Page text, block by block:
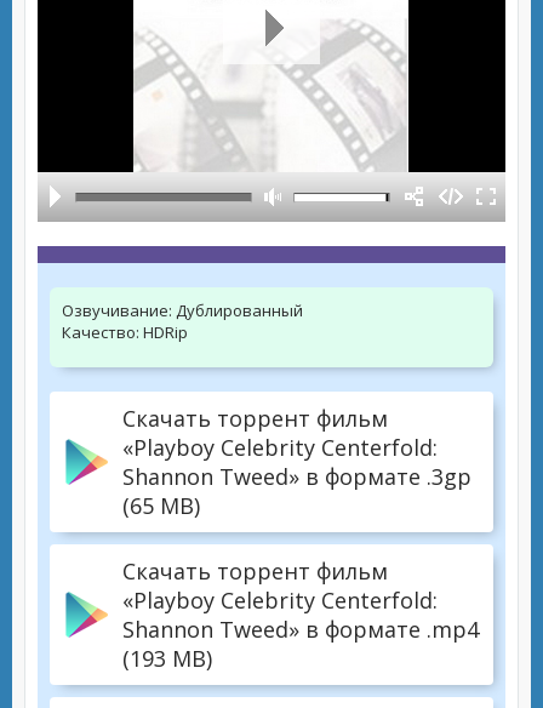
Озвучивание: Дублированный
Качество: HDRip
Скачать торрент фильм
«Playboy Celebrity Centerfold:
Shannon Tweed» в формате .3gp
(65 MB)
Скачать торрент фильм
«Playboy Celebrity Centerfold:
Shannon Tweed» в формате .mp4
(193 MB)